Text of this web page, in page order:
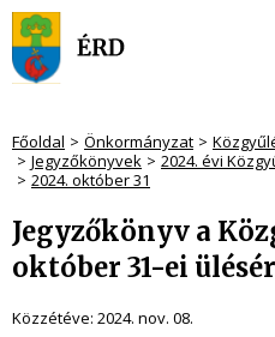
Főoldal Önkormányzat
Jegyzőkönyvek
2024. évi
2024. október 31
Jegyzőkönyv a
október 31-ei
Közzétéve: 2024. nov. 08.